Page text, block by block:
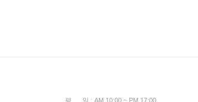
평 일 : AM 10:00 ~ PM 17:00